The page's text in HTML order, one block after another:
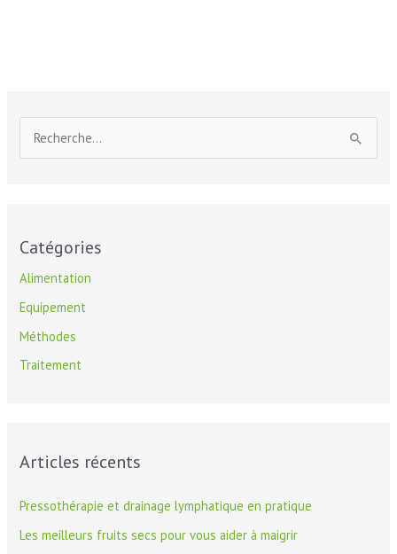
e
r
e
r
Catégories
Alimentation
Equipement
Méthodes
Traitement
Articles récents
Pressothérapie et drainage lymphatique en pratique
Les meilleurs fruits secs pour vous aider à maigrir